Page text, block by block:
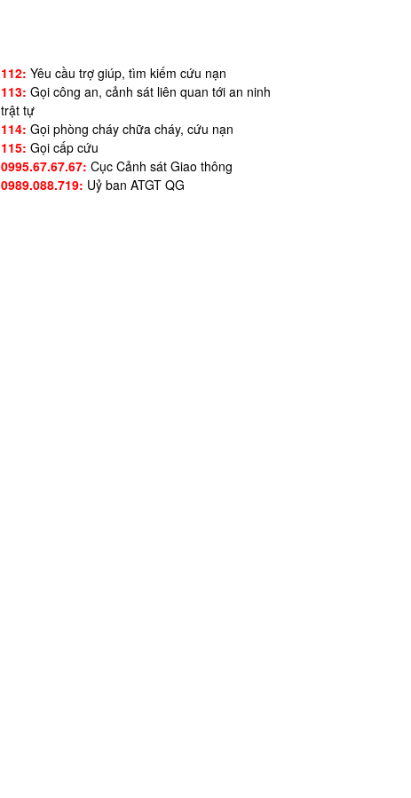
112: Yêu cầu trợ giúp, tìm kiếm cứu nạn
113: Gọi công an, cảnh sát liên quan tới an ninh
trật tự
114: Gọi phòng cháy chữa cháy, cứu nạn
115: Gọi cấp cứu
0995.67.67.67: Cục Cảnh sát Giao thông
0989.088.719: Uỷ ban ATGT QG